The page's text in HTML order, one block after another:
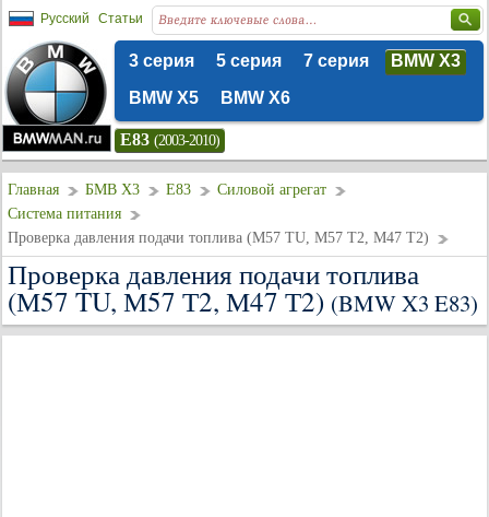
Русский Статьи
3 серия 5 серия 7 серия
BMW X3
BMW X5
BMW X6
E83 (2003-2010)
Главная БМВ Х3 E83
Силовой агрегат
Система питания
Проверка давления подачи топлива (М57 TU, М57 Т2, М47 Т2)
Проверка давления подачи топлива
(М57 TU, М57 Т2, М47 Т2) (BMW X3 E83)